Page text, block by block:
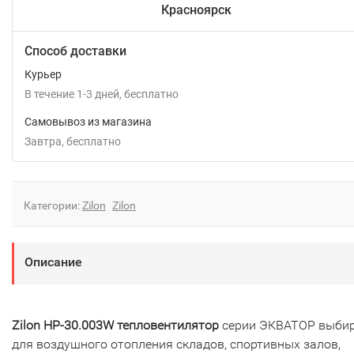
Красноярск
Способ доставки
Курьер
В течение 1-3 дней Бесплатно
Самовывоз из магазина
Завтра
Бесплатно
Категории:Zilon Zilon
Описание
Zilon HР-30.003W тепловентилятор серии ЭКВАТОР
для воздушного отопления складов, спортивных залов,